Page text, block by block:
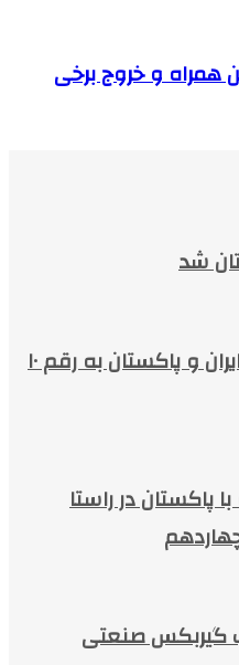
همراه و خروج برخی
شد
افزایش حجم تجارت بین ایران و پاکستان به رقم ۱۰
پاکستان در راستا
گیربکس صنعتی